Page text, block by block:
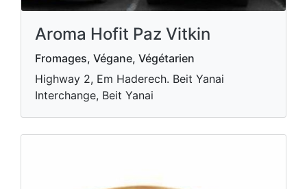
Aroma Hofit Paz Vitkin
Fromages, Végane, Végétarien
Highway 2, Em Haderech. Beit Yanai
Interchange, Beit Yanai